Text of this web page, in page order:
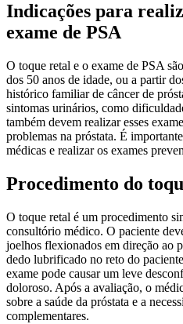
Indicações para
exame de PSA
O toque retal e o exame de PSA
dos 50 anos de idade, ou a partir
histórico familiar de câncer de
sintomas urinários, como
também devem realizar esses
problemas na próstata. É
médicas e realizar os exames
Procedimento do
O toque retal é um procedimento
consultório médico. O paciente
joelhos flexionados em direção ao
dedo lubrificado no reto do
exame pode causar um leve
doloroso. Após a avaliação, o
sobre a saúde da próstata e a
complementares.